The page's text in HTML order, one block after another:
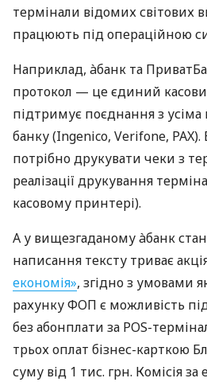
термінали відомих світових
працюють під операційною
Наприклад, àбанк та
протокол — це єдиний
підтримує поєднання з
банку (Ingenico, Verifone,
потрібно друкувати чеки з
реалізації друкування
касовому принтері).
А у вищезгаданому àбанк
написання тексту триває
економія», згідно з умовами
рахунку ФОП є можливість
без абонплати за POS-
трьох оплат бізнес-карткою
суму від 1 тис. грн. Комісія